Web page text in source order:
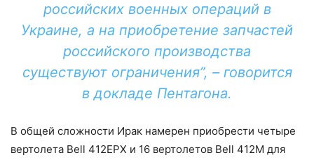
российских военных операций в
Украине, а на приобретение запчастей
российского производства
существуют ограничения”, – говорится
в докладе Пентагона.
В общей сложности Ирак намерен приобрести четыре
вертолета Bell 412EPX и 16 вертолетов Bell 412M для